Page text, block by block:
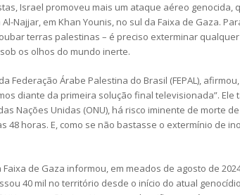
Israel promoveu mais um ataque aéreo genocida,
Najjar, em Khan Younis, no sul da Faixa de Gaza.
terras palestinas – é preciso exterminar
os olhos do mundo inerte.
Federação Árabe Palestina do Brasil (FEPAL),
diante da primeira solução final televisionada”.
Nações Unidas (ONU), há risco iminente de morte
48 horas. E, como se não bastasse o extermínio de
de Gaza informou, em meados de agosto de
40 mil no território desde o início do atual